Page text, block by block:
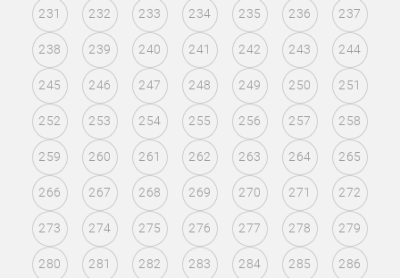
231 232 233 234 235 236 237
238 239 240 241 242 243 244
245 246 247 248 249 250 251
252 253 254 255 256 257 258
259 260 261 262 263 264 265
266 267 268 269 270 271 272
273 274 275 276 277 278 279
280 281 282 283 284 285 286